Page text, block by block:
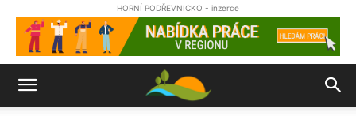
HORNÍ PODŘEVNICKO - inzerce